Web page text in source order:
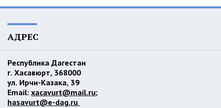
АДРЕС
Республика Дагестан
г. Хасавюрт, 368000
ул. Ирчи-Казака, 39
Email: xacavurt@mail.ru;
hasavurt@e-dag.ru